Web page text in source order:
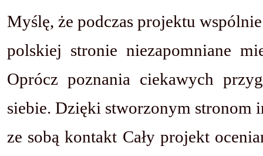
Myślę, że podczas projektu
polskiej stronie niezapomniane
Oprócz poznania ciekawych
siebie. Dzięki stworzonym stronom
ze sobą kontakt Cały projekt